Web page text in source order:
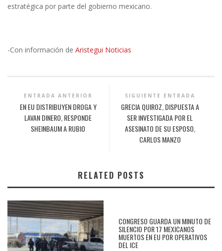
estratégica por parte del gobierno mexicano.
-Con información de Aristegui Noticias
ENTRADA ANTERIOR
EN EU DISTRIBUYEN DROGA Y
LAVAN DINERO, RESPONDE
SHEINBAUM A RUBIO
SIGUIENTE ENTRADA
GRECIA QUIROZ, DISPUESTA A
SER INVESTIGADA POR EL
ASESINATO DE SU ESPOSO,
CARLOS MANZO
RELATED POSTS
CONGRESO GUARDA UN MINUTO DE
SILENCIO POR 17 MEXICANOS
MUERTOS EN EU POR OPERATIVOS
DEL ICE